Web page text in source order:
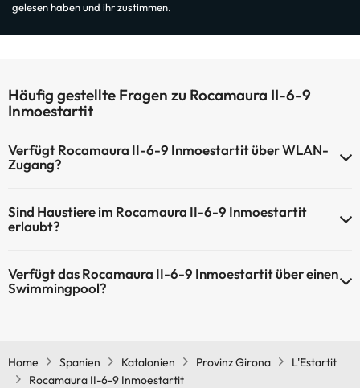
gelesen haben und ihr zustimmen.
Häufig gestellte Fragen zu Rocamaura II-6-9
Inmoestartit
Verfügt Rocamaura II-6-9 Inmoestartit über WLAN-
Zugang?
Sind Haustiere im Rocamaura II-6-9 Inmoestartit
erlaubt?
Verfügt das Rocamaura II-6-9 Inmoestartit über einen
Swimmingpool?
Einrichtungen.
Home Spanien Katalonien Provinz Girona
L'Estartit
Rocamaura II-6-9 Inmoestartit